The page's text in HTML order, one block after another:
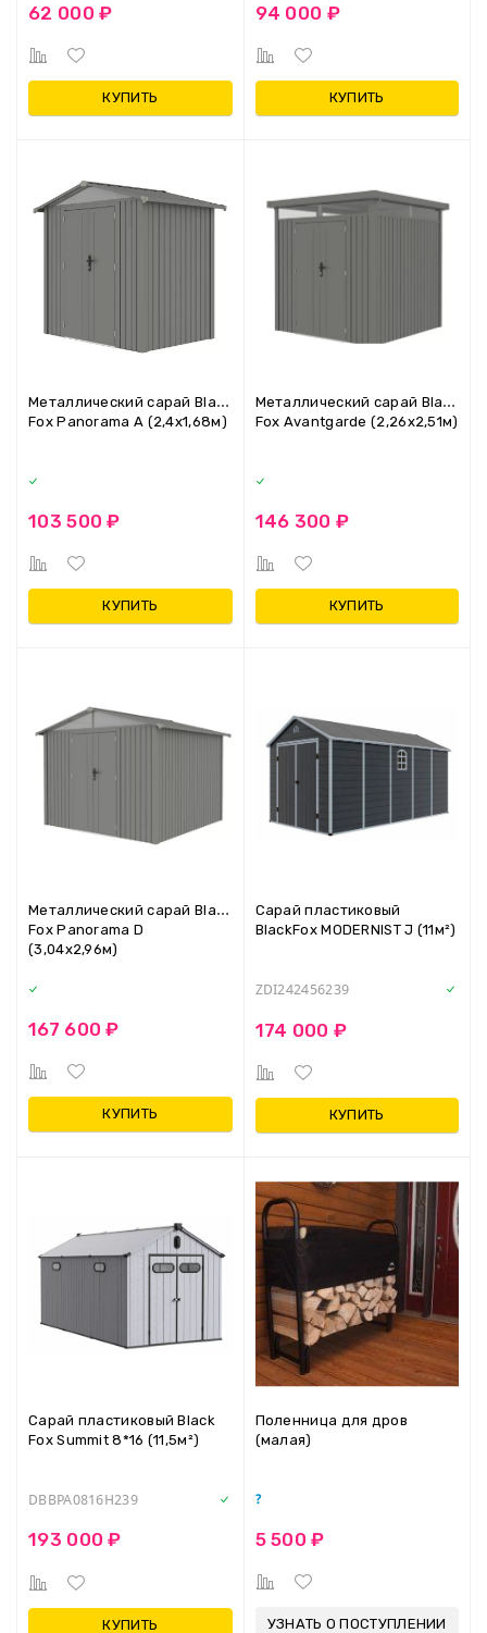
62 000 ₽
КУПИТЬ
94 000 ₽
КУПИТЬ
Металлический сарай Black
Fox Panorama A (2,4x1,68м)
103 500 ₽
КУПИТЬ
Металлический сарай Black
Fox Avantgarde (2,26х2,51м)
146 300 ₽
КУПИТЬ
Металлический сарай Black
Fox Panorama D
(3,04х2,96м)
167 600 ₽
КУПИТЬ
Сарай пластиковый
BlackFox MODERNIST J (11м²)
ZDI242456239
174 000 ₽
КУПИТЬ
Сарай пластиковый Black
Fox Summit 8*16 (11,5м²)
DBBPA0816H239
193 000 ₽
КУПИТЬ
Поленница для дров
(малая)
5 500 ₽
УЗНАТЬ О ПОСТУПЛЕНИИ